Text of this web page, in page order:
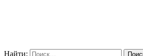
Найти: